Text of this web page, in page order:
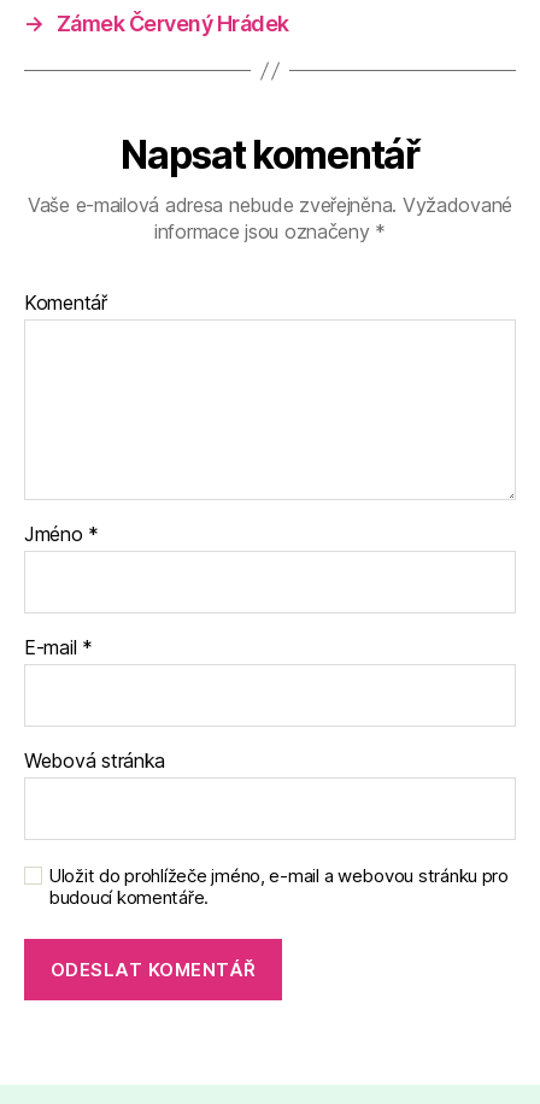
→
Zámek Červený Hrádek
Napsat komentář
Vaše e-mailová adresa nebude zveřejněna. Vyžadované
informace jsou označeny *
Komentář
Jméno *
E-mail *
Webová stránka
Uložit do prohlížeče jméno, e-mail a webovou stránku pro
budoucí komentáře.